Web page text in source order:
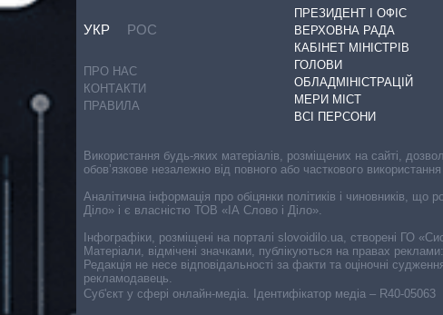
УКР РОС
ПРО НАС
КОНТАКТИ
ПРАВИЛА
ПРЕЗИДЕНТ І ОФІС
ВЕРХОВНА РАДА
КАБІНЕТ МІНІСТРІВ
ГОЛОВИ
ОБЛАДМІНІСТРАЦІЙ
МЕРИ МІСТ
ВСІ ПЕРСОНИ
Cуб'єкт у сфері онлайн-медіа. Ідентифікатор медіа – R40-05063
Використання будь-яких матеріалів, розміщених на сайті,
обов’язкове незалежно від повного або часткового використання
Аналітична інформація про обіцянки політиків і чиновників,
Діло» і є власністю ТОВ «ІА Слово і Діло».
Інфографіки, розміщені на порталі slovoidilo.ua, створені ГО
Матеріали, відмічені значками, публікуються на правах
Редакція не несе відповідальності за факти та оціночні
рекламодавець.